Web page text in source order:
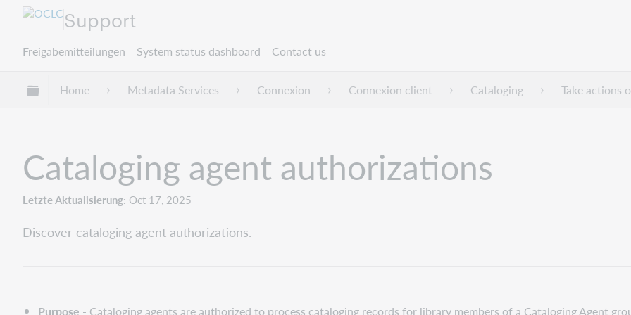
Support
Freigabemitteilungen System status dashboard Contact us
Globale Hierarchie expandieren/verbergen
Home Metadata Services Connexion Connexion client Cataloging Take actions
Cataloging agent authorizations
Letzte Aktualisierung Oct 17, 2025
Discover cataloging agent authorizations.
Purpose - Cataloging agents are authorized to process cataloging records for library members of a Cataloging Agent